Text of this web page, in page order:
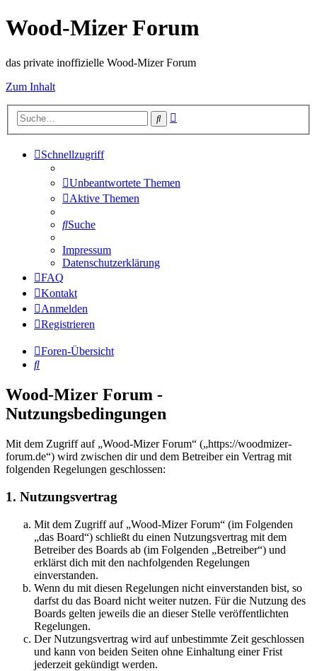
Wood-Mizer Forum
das private inoffizielle Wood-Mizer Forum
Zum Inhalt
Suche
Schnellzugriff
Unbeantwortete Themen
Aktive Themen
Suche
Impressum
Datenschutzerklärung
FAQ
Kontakt
Anmelden
Registrieren
Foren-Übersicht
Suche
Wood-Mizer Forum -
Nutzungsbedingungen
Mit dem Zugriff auf „Wood-Mizer Forum“ („https://woodmizer-
forum.de“) wird zwischen dir und dem Betreiber ein Vertrag mit
folgenden Regelungen geschlossen:
1. Nutzungsvertrag
Mit dem Zugriff auf „Wood-Mizer Forum“ (im Folgenden
„das Board“) schließt du einen Nutzungsvertrag mit dem
Betreiber des Boards ab (im Folgenden „Betreiber“) und
erklärst dich mit den nachfolgenden Regelungen
einverstanden.
Wenn du mit diesen Regelungen nicht einverstanden bist, so
darfst du das Board nicht weiter nutzen. Für die Nutzung des
Boards gelten jeweils die an dieser Stelle veröffentlichten
Regelungen.
Der Nutzungsvertrag wird auf unbestimmte Zeit geschlossen
und kann von beiden Seiten ohne Einhaltung einer Frist
jederzeit gekündigt werden.